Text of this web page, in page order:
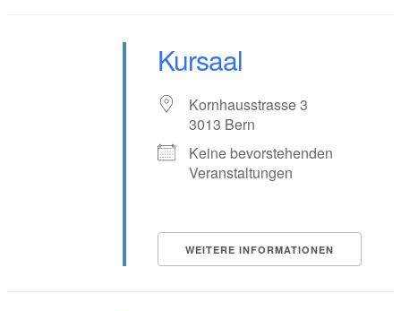
Kursaal
Kornhausstrasse 3
3013 Bern
Keine bevorstehenden
Veranstaltungen
WEITERE INFORMATIONEN